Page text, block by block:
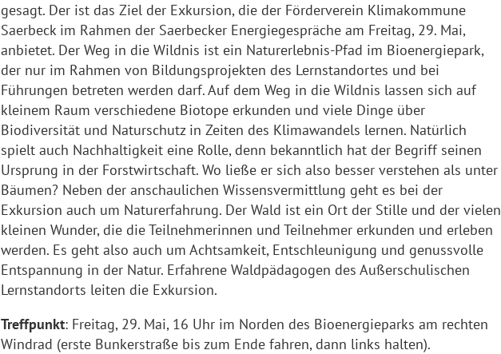
gesagt. Der ist das Ziel der Exkursion, die der Förderverein Klimakommune
Saerbeck im Rahmen der Saerbecker Energiegespräche am Freitag, 29. Mai,
anbietet. Der Weg in die Wildnis ist ein Naturerlebnis-Pfad im Bioenergiepark,
der nur im Rahmen von Bildungsprojekten des Lernstandortes und bei
Führungen betreten werden darf. Auf dem Weg in die Wildnis lassen sich auf
kleinem Raum verschiedene Biotope erkunden und viele Dinge über
Biodiversität und Naturschutz in Zeiten des Klimawandels lernen. Natürlich
spielt auch Nachhaltigkeit eine Rolle, denn bekanntlich hat der Begriff seinen
Ursprung in der Forstwirtschaft. Wo ließe er sich also besser verstehen als unter
Bäumen? Neben der anschaulichen Wissensvermittlung geht es bei der
Exkursion auch um Naturerfahrung. Der Wald ist ein Ort der Stille und der vielen
kleinen Wunder, die die Teilnehmerinnen und Teilnehmer erkunden und erleben
werden. Es geht also auch um Achtsamkeit, Entschleunigung und genussvolle
Entspannung in der Natur. Erfahrene Waldpädagogen des Außerschulischen
Lernstandorts leiten die Exkursion.
Treffpunkt: Freitag, 29. Mai, 16 Uhr im Norden des Bioenergieparks am rechten
Windrad (erste Bunkerstraße bis zum Ende fahren, dann links halten).